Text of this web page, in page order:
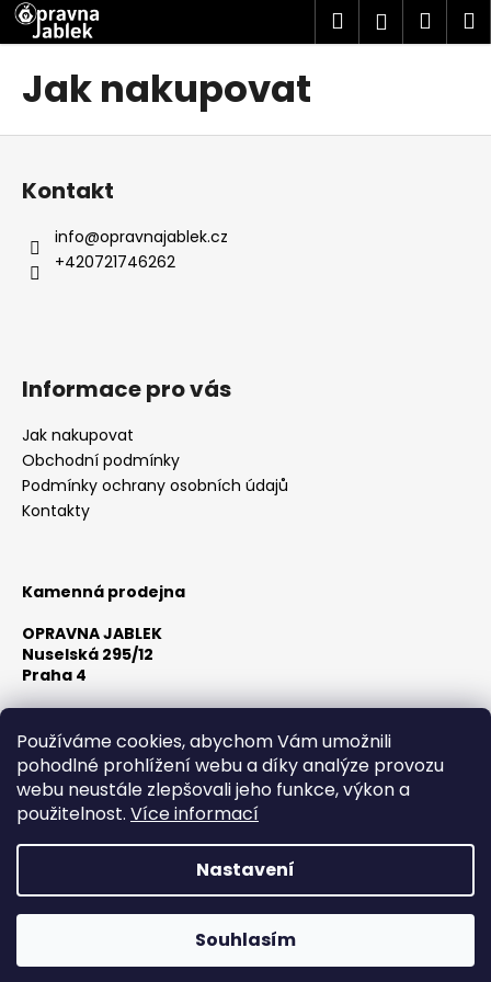
Používáme cookies, abychom Vám umožnili
pohodlné prohlížení webu a díky analýze provozu
webu neustále zlepšovali jeho funkce, výkon a
použitelnost. Více informací
Nastavení
Souhlasím
Přejít
obsah
Hledat
Jak nakupovat
K
o
k
o
p
o
t
ř
e
j
e
t
e
n
a
t
?
HLEDAT
D
p
o
u
Z
Kontakt
info@opravnajablek.cz
+420721746262
Informace pro vás
Jak nakupovat
Obchodní podmínky
Podmínky ochrany osobních údajů
Kontakty
Kamenná prodejna
OPRAVNA JABLEK
Nuselská 295/12
Praha 4
Po-Pá 10:00 - 18:00
Sobota Dle předchozí domluvy
Neděle Zavřeno
Copyright 2026Opravna Jablek. Všechna práva
vyhrazena.